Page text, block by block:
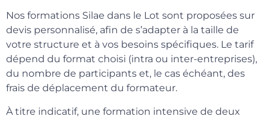
Nos formations Silae dans le Lot sont proposées sur
devis personnalisé, afin de s’adapter à la taille de
votre structure et à vos besoins spécifiques. Le tarif
dépend du format choisi (intra ou inter-entreprises),
du nombre de participants et, le cas échéant, des
frais de déplacement du formateur.
À titre indicatif, une formation intensive de deux